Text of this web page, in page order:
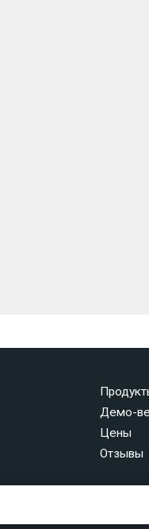
Демо-
Цены
Отзывы